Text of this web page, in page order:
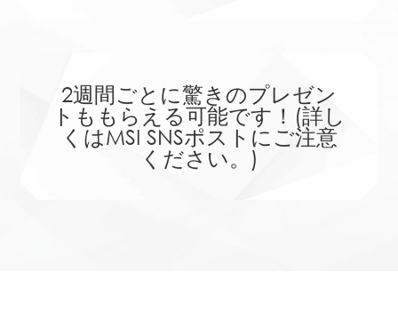
2週間ごとに驚きのプレゼン
トももらえる可能です！(詳し
くはMSI SNSポストにご注意
ください。)